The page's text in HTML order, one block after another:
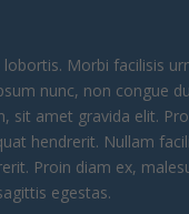
Morbi facilisis
nunc, non congue
sit amet gravida elit.
hendrerit. Nullam
Proin diam ex,
egestas.